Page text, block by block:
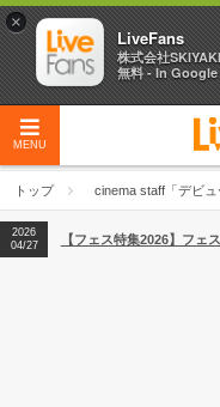
MENU
トップ cinema staff「デビ
2026
04/27
2026
【ライブ動員ランキング
2026
04/27
【フェス特集2026】フェ
×
LiveFans
株式会社SKIYAKI
無料 - In Google